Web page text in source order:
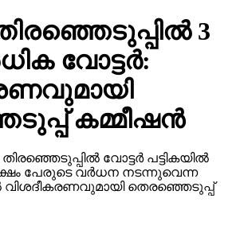
3
വോട്ടര്‍:
കമ്മീഷന്‍
വോട്ടര്‍ പട്ടികയില്‍
പേരുടെ വര്‍ധന നടന്നുവെന്ന
തെരഞ്ഞെടുപ്പ്